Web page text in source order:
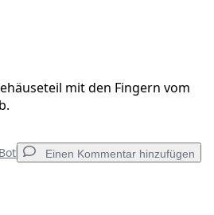
mit den Fingern vom
Einen Kommentar hinzufügen